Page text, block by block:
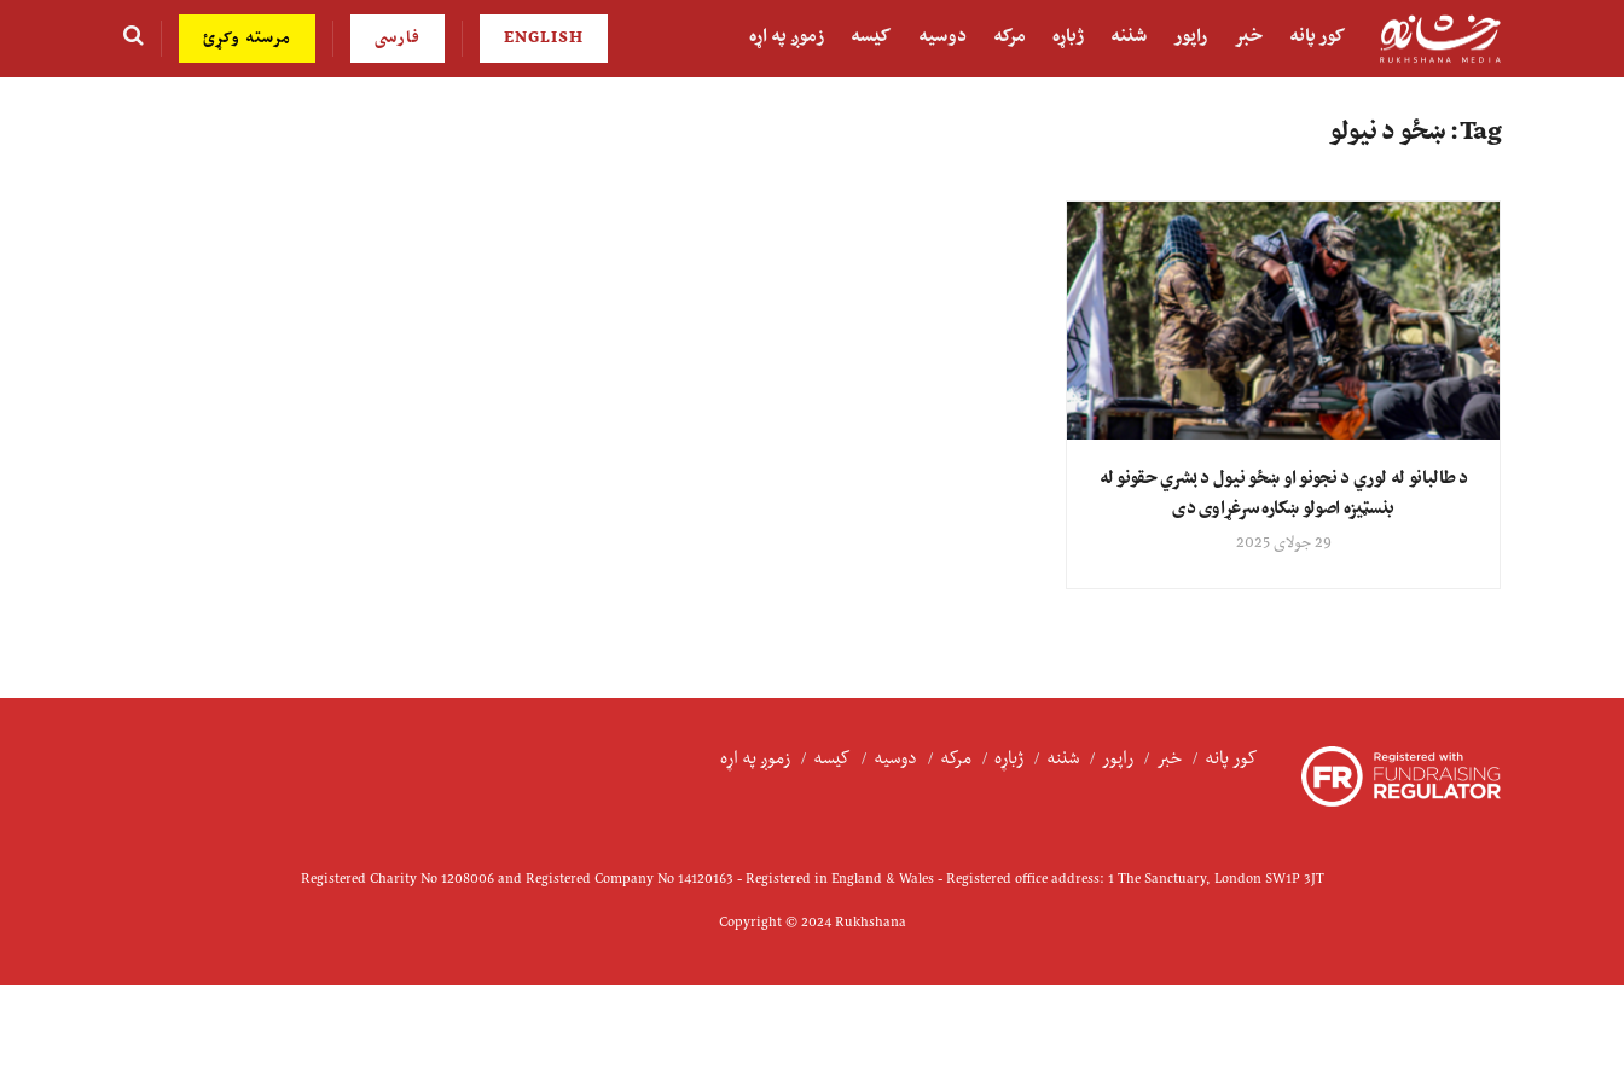
کور پانه خبر راپور شننه ژباړه مرکه دوسیه کیسه زموږ په اړه ENGLISH فارسی مرسته وکړئ
Tag: ښځو د نیولو
د طالبانو له لوري د نجونو او ښځو نیول د بشري حقونو له
بنسټیزه اصولو ښکاره سرغړاوی دی
29 جولای 2025
کور پانه خبر راپور شننه ژباړه مرکه دوسیه کیسه زموږ په اړه
Registered Charity No 1208006 and Registered Company No 14120163 - Registered in England & Wales - Registered office address: 1 The Sanctuary, London SW1P 3JT
Copyright © 2024 Rukhshana